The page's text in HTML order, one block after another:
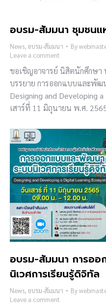
อบรม-สัมมนา ชุมชนแ
News, อบรม-สัมมนา By
Leave a comment
ขอเชิญอาจารย์ นิสิตนักศึกษา
บรรยาย การออกแบบและพัฒ
Designing and Developing
เสาร์ที่ 11 มิถุนายน พ.ศ.
อบรม-สัมมนา การอ
นิเวศการเรียนรู้ดิจิทัล
News, อบรม-สัมมนา By
Leave a comment